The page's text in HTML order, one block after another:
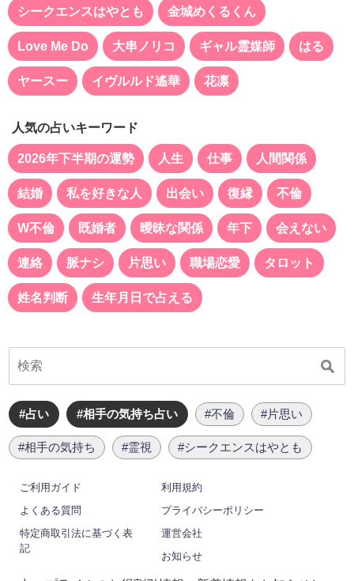
シークエンスはやとも 金城めくるくん
Love Me Do 大串ノリコ ギャル霊媒師 はる
ヤースー イヴルルド遙華 花凛
人気の占いキーワード
2026年下半期の運勢 人生 仕事 人間関係
結婚 私を好きな人 出会い 復縁 不倫
W不倫 既婚者 曖昧な関係 年下 会えない
連絡 脈ナシ 片思い 職場恋愛 タロット
姓名判断 生年月日で占える
#占い #相手の気持ち占い #不倫 #片思い
#相手の気持ち #霊視 #シークエンスはやとも
ご利用ガイド
利用規約
よくある質問
プライバシーポリシー
特定商取引法に基づく表
記
運営会社
お知らせ